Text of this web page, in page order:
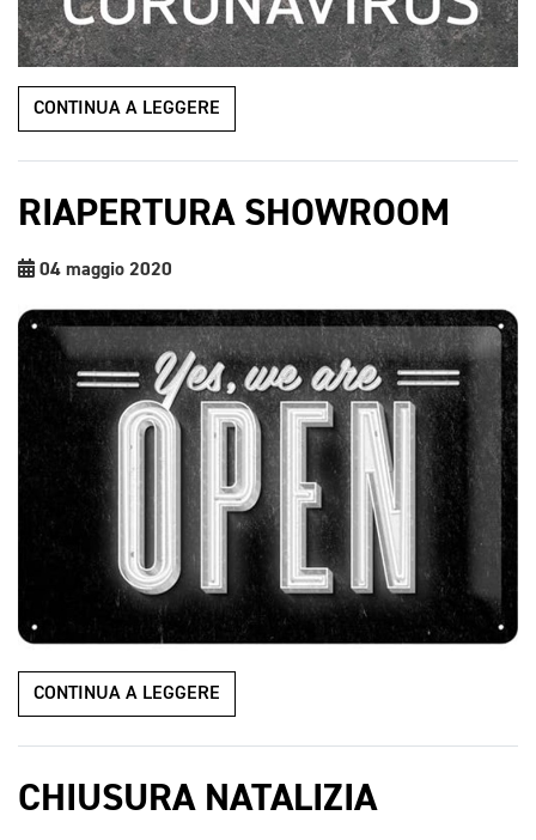
CONTINUA A LEGGERE
RIAPERTURA SHOWROOM
04 maggio 2020
CONTINUA A LEGGERE
CHIUSURA NATALIZIA